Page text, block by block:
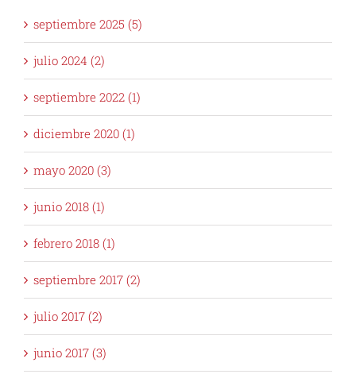
septiembre 2025 (5)
julio 2024 (2)
septiembre 2022 (1)
diciembre 2020 (1)
mayo 2020 (3)
junio 2018 (1)
febrero 2018 (1)
septiembre 2017 (2)
julio 2017 (2)
junio 2017 (3)